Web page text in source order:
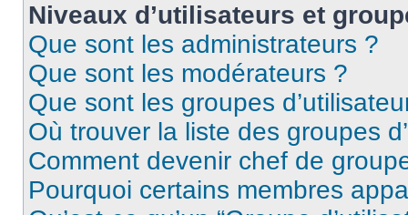
Niveaux d’utilisateurs et
Que sont les administrateurs ?
Que sont les modérateurs ?
Que sont les groupes
Où trouver la liste des groupes
Comment devenir chef de
Pourquoi certains membres